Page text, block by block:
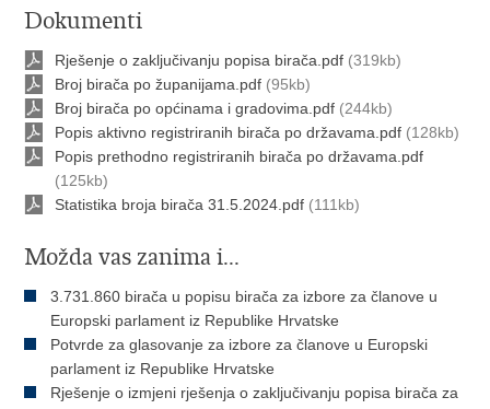
Dokumenti
Rješenje o zaključivanju popisa birača.pdf (319kb)
Broj birača po županijama.pdf (95kb)
Broj birača po općinama i gradovima.pdf (244kb)
Popis aktivno registriranih birača po državama.pdf (128kb)
Popis prethodno registriranih birača po državama.pdf
(125kb)
Statistika broja birača 31.5.2024.pdf (111kb)
Možda vas zanima i...
3.731.860 birača u popisu birača za izbore za članove u
Europski parlament iz Republike Hrvatske
Potvrde za glasovanje za izbore za članove u Europski
parlament iz Republike Hrvatske
Rješenje o izmjeni rješenja o zaključivanju popisa birača za